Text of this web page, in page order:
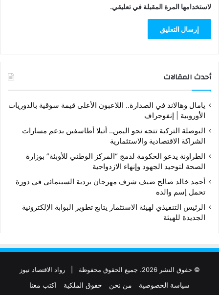
لاستخدامها المرة المقبلة في تعليقي.
أحدث المقالات
يامال وهالاند في الصدارة.. اللاعبون الأعلى قيمة سوقية بالدوريات
الأوروبية | إنفوجراف
البوصلة التركية تتجه نحو اليمن.. أتيلا أطاسفين يدعم مسارات
الشراكة الاقتصادية والاستثمارية
الطراونة يدعو الحكومة لدمج “المركز الوطني للأوبئة” بوزارة
الصحة لتوحيد الجهود وإنهاء الازدواجية
أحمد خالد صالح ضيف شرف مهرجان بردية السينمائي في دورة
تحمل إسم والده
الرئيس التنفيذي لهيئة الاستثمار يتابع تطوير البوابة الإلكترونية
الجديدة للهيئة
© حقوق النشر 2026، جميع الحقوق محفوظة | رواد الاقتصاد نيوز
سياسة الخصوصية من نحن حقوق الملكية اكتب معنا